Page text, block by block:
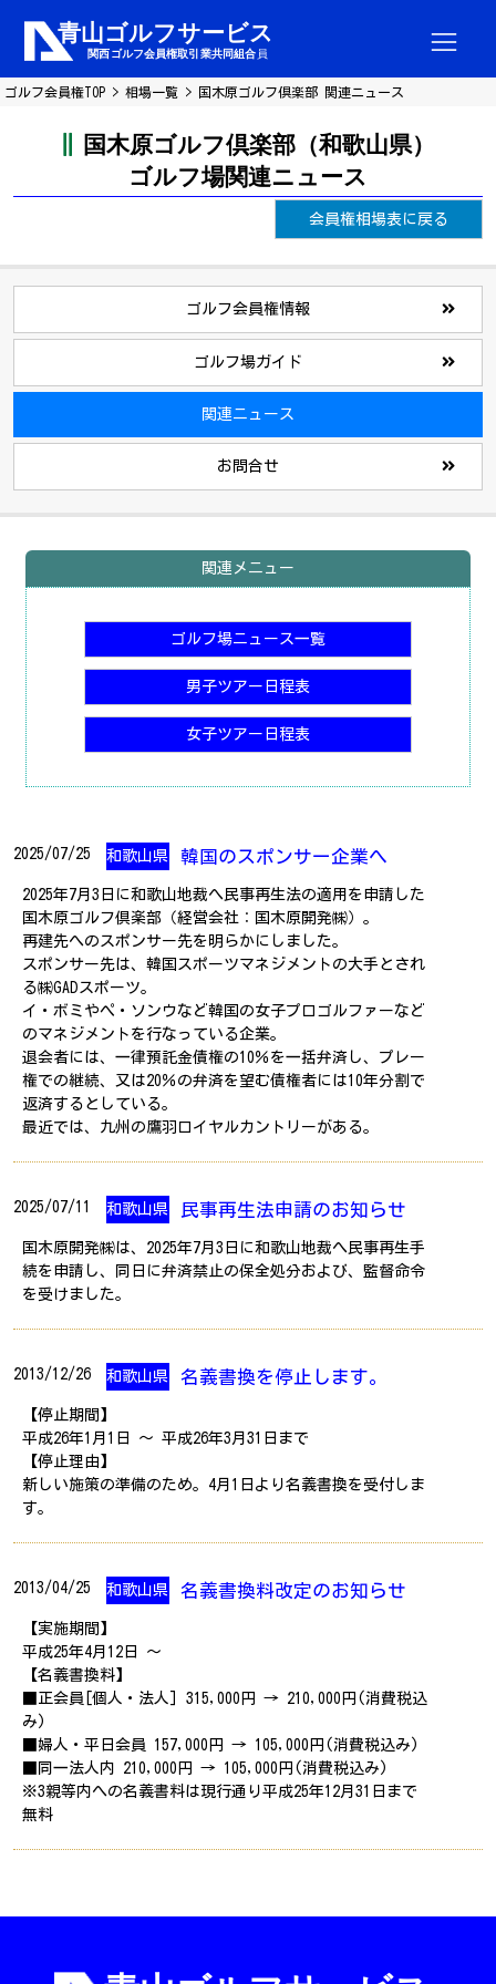
ゴルフ会員権TOP 相場一覧 国木原ゴルフ倶楽部 関連ニュース
国木原ゴルフ倶楽部（和歌山県）
ゴルフ場関連ニュース
会員権相場表に戻る
ゴルフ会員権情報
ゴルフ場ガイド
関連ニュース
お問合せ
関連メニュー
ゴルフ場ニュース一覧
男子ツアー日程表
女子ツアー日程表
2025/07/25 和歌山県 韓国のスポンサー企業へ
2025年7月3日に和歌山地裁へ民事再生法の適用を申請した
国木原ゴルフ倶楽部（経営会社：国木原開発㈱）。
再建先へのスポンサー先を明らかにしました。
スポンサー先は、韓国スポーツマネジメントの大手とされ
る㈱GADスポーツ。
イ・ボミやぺ・ソンウなど韓国の女子プロゴルファーなど
のマネジメントを行なっている企業。
退会者には、一律預託金債権の10％を一括弁済し、プレー
権での継続、又は20％の弁済を望む債権者には10年分割で
返済するとしている。
最近では、九州の鷹羽ロイヤルカントリーがある。
2025/07/11 和歌山県 民事再生法申請のお知らせ
国木原開発㈱は、2025年7月3日に和歌山地裁へ民事再生手
続を申請し、同日に弁済禁止の保全処分および、監督命令
を受けました。
2013/12/26 和歌山県 名義書換を停止します。
【停止期間】
平成26年1月1日 ～ 平成26年3月31日まで
【停止理由】
新しい施策の準備のため。4月1日より名義書換を受付しま
す。
2013/04/25 和歌山県 名義書換料改定のお知らせ
【実施期間】
平成25年4月12日 ～
【名義書換料】
■正会員[個人・法人] 315,000円 → 210,000円(消費税込
み)
■婦人・平日会員 157,000円 → 105,000円(消費税込み)
■同一法人内 210,000円 → 105,000円(消費税込み)
※3親等内への名義書料は現行通り平成25年12月31日まで
無料